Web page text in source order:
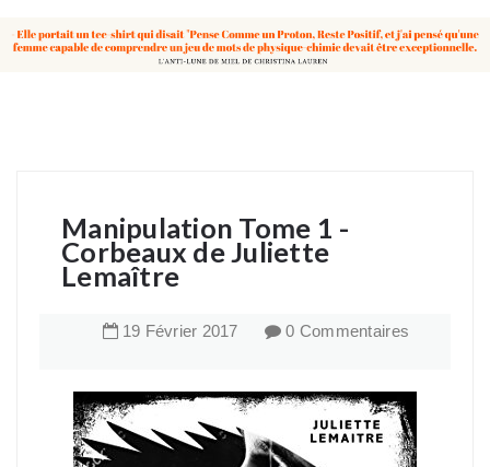
Manipulation Tome 1 -
Corbeaux de Juliette
Lemaître
19 Février 2017 0 Commentaires